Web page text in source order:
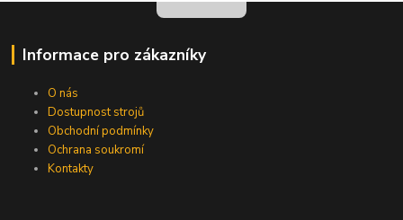
Informace pro zákazníky
O nás
Dostupnost strojů
Obchodní podmínky
Ochrana soukromí
Kontakty